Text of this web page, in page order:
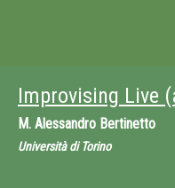
Improvising Live
M. Alessandro Bertinetto
Università di Torino